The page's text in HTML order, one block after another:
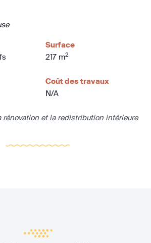
Surface
217 m2
Coût des travaux
N/A
rénovation et la redistribution intérieure